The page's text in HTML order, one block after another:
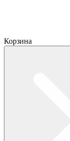
Корзина